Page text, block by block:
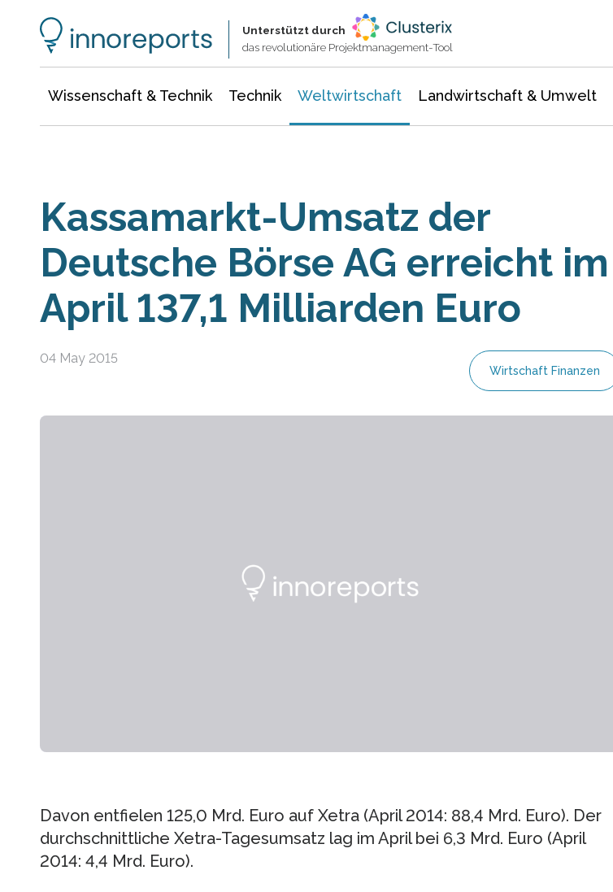
Unterstützt durch
das revolutionäre Projektmanagement-Tool
Wissenschaft & Technik Technik Weltwirtschaft Landwirtschaft & Umwelt
Kassamarkt-Umsatz der
Deutsche Börse AG erreicht im
April 137,1 Milliarden Euro
04 May 2015
Wirtschaft Finanzen
Davon entfielen 125,0 Mrd. Euro auf Xetra (April 2014: 88,4 Mrd. Euro). Der
durchschnittliche Xetra-Tagesumsatz lag im April bei 6,3 Mrd. Euro (April
2014: 4,4 Mrd. Euro).